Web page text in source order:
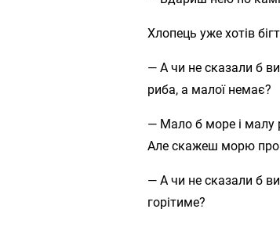
Хлопець уже хотів
— А чи не сказали б
риба, а малої немає?
— Мало б море і малу
Але скажеш морю про
— А чи не сказали б
горітиме?